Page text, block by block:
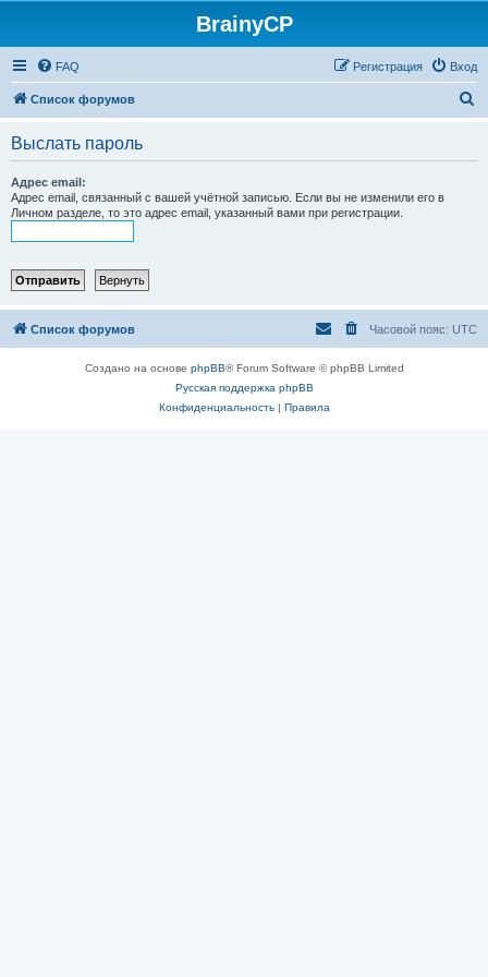
BrainyCP
FAQ Вход
Регистрация
Список форумов
Выслать пароль
Адрес email:
Адрес email, связанный с вашей учётной записью. Если вы не изменили его в
Личном разделе, то это адрес email, указанный вами при регистрации.
Список форумов Часовой пояс: UTC
Создано на основе phpBB® Forum Software © phpBB Limited
Русская поддержка phpBB
Конфиденциальность| Правила